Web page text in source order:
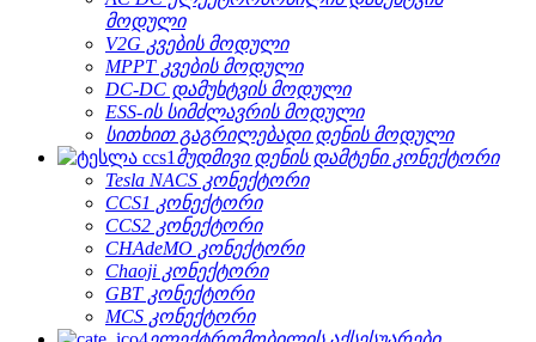
მოდული
V2G კვების მოდული
MPPT კვების მოდული
DC-DC დამუხტვის მოდული
ESS-ის სიმძლავრის მოდული
სითხით გაგრილებადი დენის მოდული
მუდმივი დენის დამტენი კონექტორი
Tesla NACS კონექტორი
CCS1 კონექტორი
CCS2 კონექტორი
CHAdeMO კონექტორი
Chaoji კონექტორი
GBT კონექტორი
MCS კონექტორი